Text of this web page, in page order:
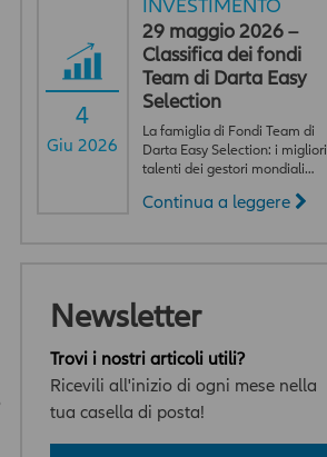
4
Giu 2026
INVESTIMENTO
29 maggio 2026 –
Classifica dei fondi
Team di Darta Easy
Selection
La famiglia di Fondi Team di
Darta Easy Selection: i migliori
talenti dei gestori mondiali…
Continua a leggere
Newsletter
Trovi i nostri articoli utili?
Ricevili all'inizio di ogni mese nella
tua casella di posta!